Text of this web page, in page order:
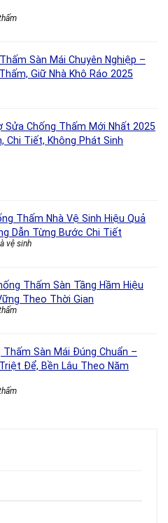
Sàn Mái Chuyên Nghiệp –
Giữ Nhà Khô Ráo 2025
Sửa Chống Thấm Mới Nhất 2025
Chi Tiết, Không Phát Sinh
Thấm Nhà Vệ Sinh Hiệu Quả
Dẫn Từng Bước Chi Tiết
vệ sinh
Thấm Sàn Tầng Hầm Hiệu
Theo Thời Gian
Thấm Sàn Mái Đúng Chuẩn –
Để, Bền Lâu Theo Năm